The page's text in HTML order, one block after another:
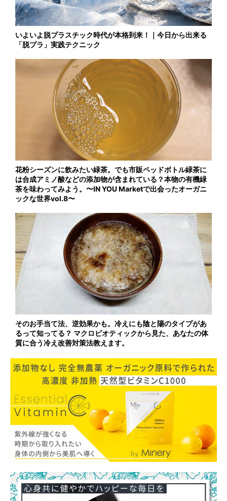
いよいよ脱プラスチック時代が本格到来！｜今日から出来る
「脱プラ」実践テクニック
花粉シーズンに飲みたい緑茶。でも市販ペッドボトル緑茶に
は合成アミノ酸などの添加物が含まれている？本物の有機緑
茶を味わってみよう。〜IN YOU Marketで出会ったオーガニ
ックな世界vol.8〜
そのお手当て法、逆効果かも。冷えにも陰と陽のタイプがあ
るって知ってる？ マクロビオティックから見た、あなたの体
質に合う冷え改善対策法教えます。